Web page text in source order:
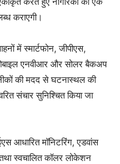
कराएगी।
में स्मार्टफोन, जीपीएस,
एनवीआर और सोलर बैकअप
की मदद से घटनास्थल की
संचार सुनिश्चित किया जा
आधारित मॉनिटरिंग, एडवांस
स्वचालित कॉलर लोकेशन